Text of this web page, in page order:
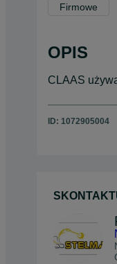
Firmowe
OPIS
CLAAS
ID: 1072905004